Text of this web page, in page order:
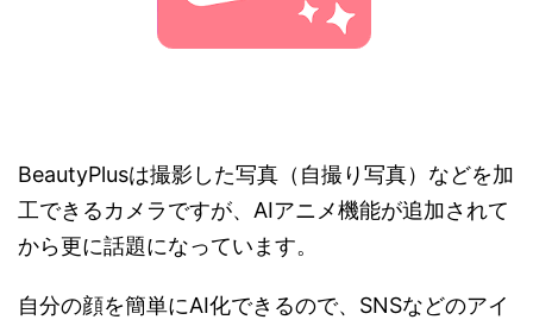
BeautyPlusは撮影した写真（自撮り写真）などを加
工できるカメラですが、AIアニメ機能が追加されて
から更に話題になっています。
自分の顔を簡単にAI化できるので、SNSなどのアイ